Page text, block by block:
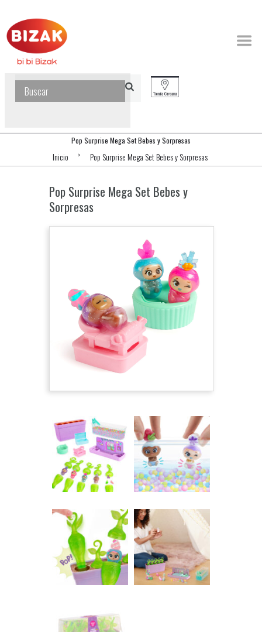
Pop Surprise Mega Set Bebes y Sorpresas
Inicio Pop Surprise Mega Set Bebes y Sorpresas
Pop Surprise Mega Set Bebes y
Sorpresas